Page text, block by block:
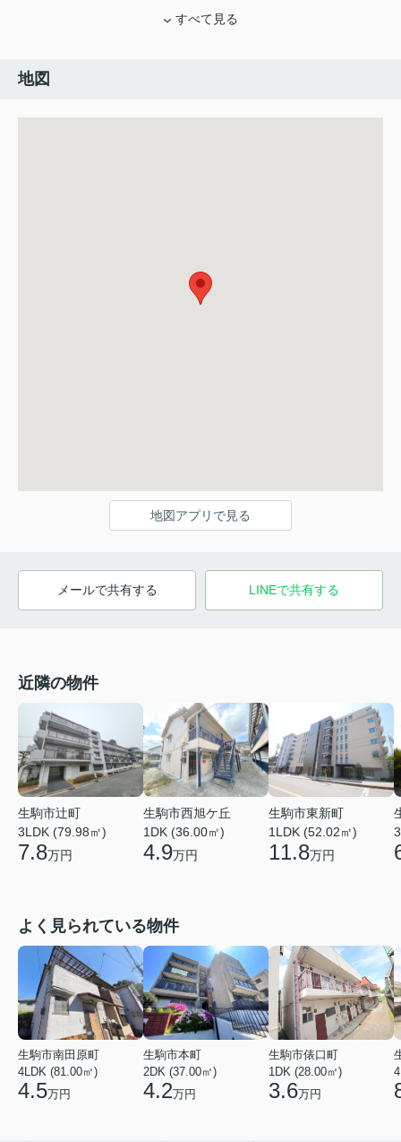
すべて見る
地図
地図アプリで見る
メールで共有する LINEで共有する
近隣の物件
生駒市辻町
3LDK (79.98㎡)
7.8万円
生駒市西旭ケ丘
1DK (36.00㎡)
4.9万円
生駒市東新町
1LDK (52.02㎡)
11.8万円
よく見られている物件
生駒市南田原町
4LDK (81.00㎡)
4.5万円
生駒市本町
2DK (37.00㎡)
4.2万円
生駒市俵口町
1DK (28.00㎡)
3.6万円